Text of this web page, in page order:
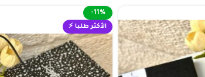
-11%
الأكثر طلبا ⚡